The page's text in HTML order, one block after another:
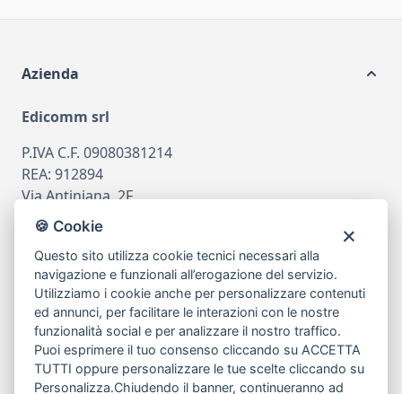
Azienda
Edicomm srl
P.IVA C.F. 09080381214
REA: 912894
Via Antiniana, 2F
80078 Pozzuoli
tel081.7515380
emailinfo@edicomm.it
Assistenza Clienti
Chi siamo
🍪 Cookie
Questo sito utilizza cookie tecnici necessari alla
navigazione e funzionali all’erogazione del servizio.
Utilizziamo i cookie anche per personalizzare contenuti
ed annunci, per facilitare le interazioni con le nostre
funzionalità social e per analizzare il nostro traffico.
Puoi esprimere il tuo consenso cliccando su ACCETTA
TUTTI oppure personalizzare le tue scelte cliccando su
Personalizza.Chiudendo il banner, continueranno ad